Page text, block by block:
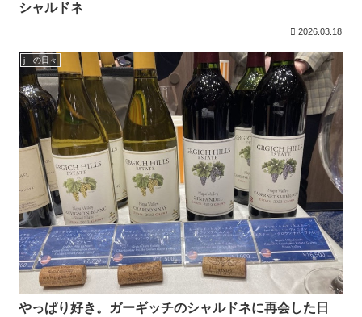
シャルドネ
2026.03.18
j の日々
やっぱり好き。ガーギッチのシャルドネに再会した日